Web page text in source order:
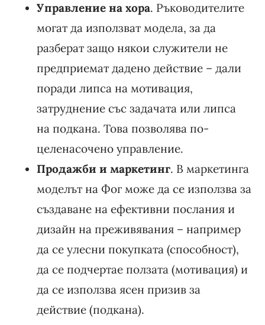
Управление на хора. Ръководителите
могат да използват модела, за да
разберат защо някои служители не
предприемат дадено действие – дали
поради липса на мотивация,
затруднение със задачата или липса
на подкана. Това позволява по-
целенасочено управление.
Продажби и маркетинг. В маркетинга
моделът на Фог може да се използва за
създаване на ефективни послания и
дизайн на преживявания – например
да се улесни покупката (способност),
да се подчертае ползата (мотивация) и
да се използва ясен призив за
действие (подкана).